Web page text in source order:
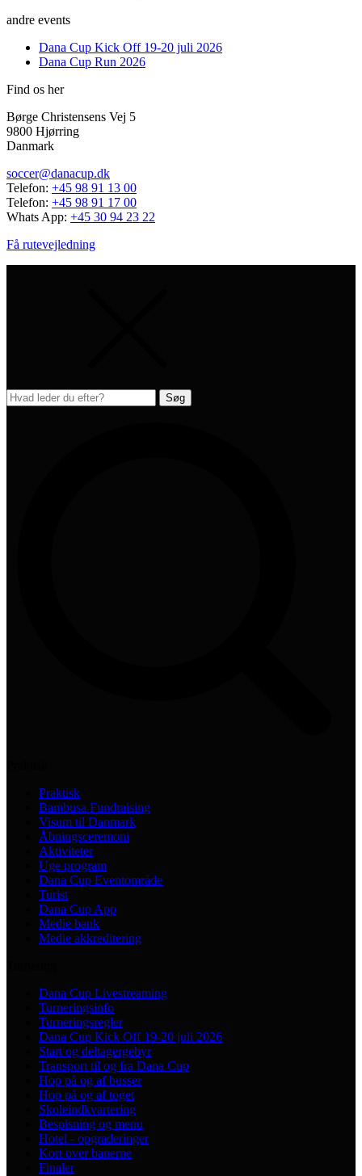
andre events
Dana Cup Kick Off 19-20 juli 2026
Dana Cup Run 2026
Find os her
Børge Christensens Vej 5
9800 Hjørring
Danmark
soccer@danacup.dk
Telefon: +45 98 91 13 00
Telefon: +45 98 91 17 00
Whats App: +45 30 94 23 22
Få rutevejledning
Praktisk
Bambusa Fundraising
Visum til Danmark
Åbningsceremoni
Aktiviteter
Uge program
Dana Cup Eventområde
Turist
Dana Cup App
Medie bank
Medie akkreditering
Dana Cup Livestreaming
Turneringsinfo
Turneringsregler
Dana Cup Kick Off 19-20 juli 2026
Start og deltagergebyr
Transport til og fra Dana Cup
Hop på og af busser
Hop på og af toget
Skoleindkvartering
Bespisning og menu
Hotel - opgraderinger
Kort over banerne
Finaler